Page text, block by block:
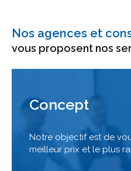
Nos agences et
vous proposent nos
Concept
Notre objectif est de
meilleur prix et le plus